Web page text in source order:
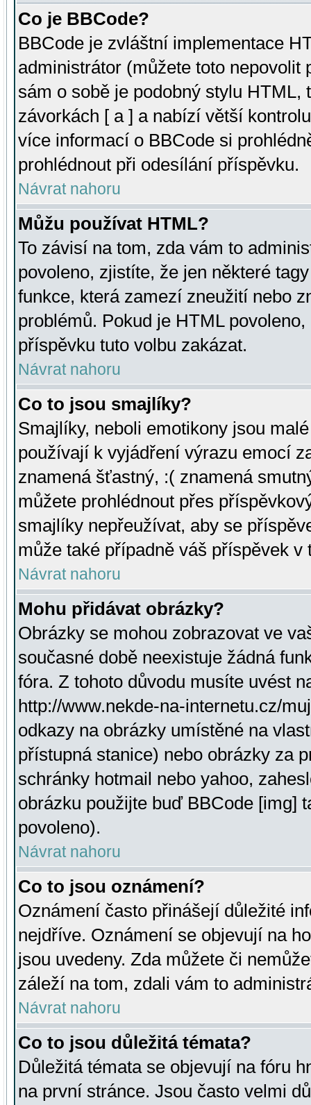
Co je BBCode?
BBCode je zvláštní implementace
administrátor (můžete toto
sám o sobě je podobný stylu HTML,
závorkách [ a ] a nabízí větší
více informací o BBCode si
prohlédnout při odesílání příspěvku.
Návrat nahoru
Můžu používat HTML?
To závisí na tom, zda vám to
povoleno, zjistíte, že jen některé
funkce, která zamezí zneužití nebo
problémů. Pokud je HTML
příspěvku tuto volbu zakázat.
Návrat nahoru
Co to jsou smajlíky?
Smajlíky, neboli emotikony jsou
používají k vyjádření výrazu emocí
znamená šťastný, :( znamená
můžete prohlédnout přes
smajlíky nepřeužívat, aby se
může také případně váš příspěvek v
Návrat nahoru
Mohu přidávat obrázky?
Obrázky se mohou zobrazovat ve
současné době neexistuje žádná
fóra. Z tohoto důvodu musíte uvést
http://www.nekde-na-internetu.cz/
odkazy na obrázky umístěné na
přístupná stanice) nebo obrázky za
schránky hotmail nebo yahoo,
obrázku použijte buď BBCode [img]
povoleno).
Návrat nahoru
Co to jsou oznámení?
Oznámení často přinášejí důležité
nejdříve. Oznámení se objevují na
jsou uvedeny. Zda můžete či
záleží na tom, zdali vám to
Návrat nahoru
Co to jsou důležitá témata?
Důležitá témata se objevují na fóru
na první stránce. Jsou často velmi